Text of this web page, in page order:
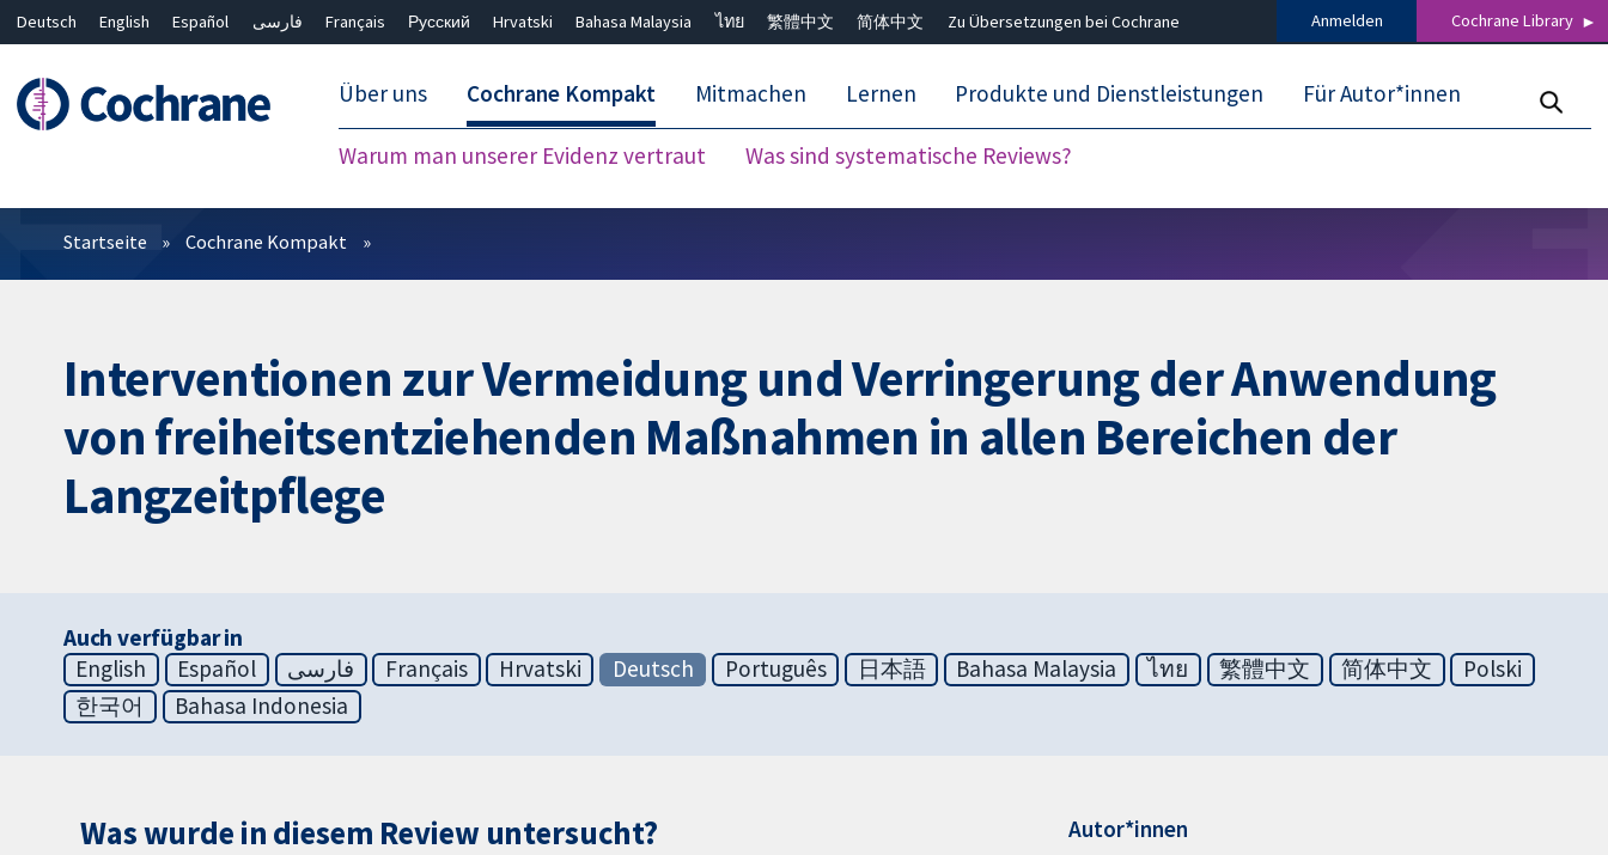
Deutsch English Español فارسی Français Русский Hrvatski Bahasa Malaysia ไทย 繁體中文 简体中文 Zu Übersetzungen bei Cochrane Anmelden Cochrane Library
Über uns Cochrane Kompakt
Warum man unserer Evidenz vertraut Was sind systematische Reviews?
Mitmachen Lernen Produkte und Dienstleistungen Für Autor*innen
Filter
Startseite Cochrane Kompakt
Interventionen zur Vermeidung und Verringerung der Anwendung
von freiheitsentziehenden Maßnahmen in allen Bereichen der
Langzeitpflege
Auch verfügbar in
English
Español فارسی Français Hrvatski Deutsch Português 日本語 Bahasa Malaysia ไทย 繁體中文 简体中文
Polski
한국어
Bahasa Indonesia
Was wurde in diesem Review untersucht?
Autor*innen